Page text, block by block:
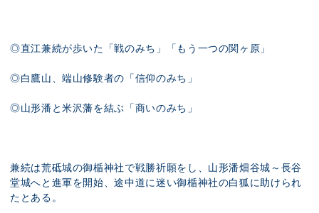
◎直江兼続が歩いた「戦のみち」「もう一つの関ヶ原」
◎白鷹山、端山修験者の「信仰のみち」
◎山形潘と米沢藩を結ぶ「商いのみち」
兼続は荒砥城の御楯神社で戦勝祈願をし、山形潘畑谷城～長谷
堂城へと進軍を開始、途中道に迷い御楯神社の白狐に助けられ
たとある。